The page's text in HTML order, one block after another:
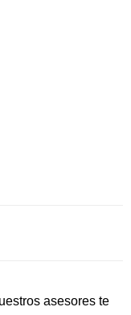
asesores te